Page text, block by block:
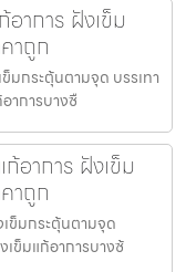
าการ ฝังเข็ม
าถูก
มกระตุ้นตามจุด บรรเทา
าการบางซื
อาการ ฝังเข็ม
าถูก
ข็มกระตุ้นตามจุด
เข็มแก้อาการบางซ้